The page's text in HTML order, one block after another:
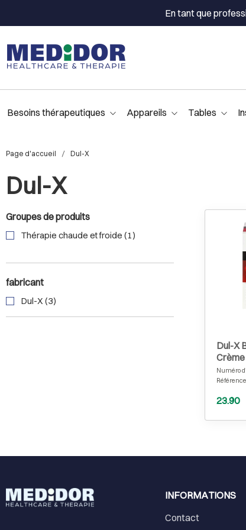
En tant que
Besoins thérapeutiques Appareils Tables
Page d'accueil Dul-X
Dul-X
Groupes de produits
Thérapie chaude et froide (1)
fabricant
Dul-X (3)
Dul-X
Numéro
23.90
INFORMATIONS
Contact